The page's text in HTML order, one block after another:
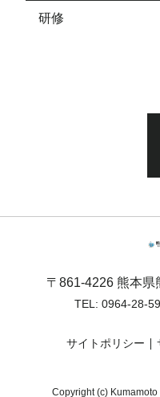
研修
〒861-4226 熊本
TEL: 0964-28-
サイトポリシー
Copyright (c)